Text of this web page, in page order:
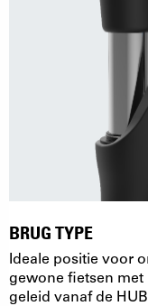
BRUG TYPE
Ideale positie voor
gewone fietsen
geleid vanaf de